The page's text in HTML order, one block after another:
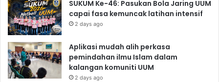
SUKUM Ke-46: Pasukan Bola Jaring UUM
capai fasa kemuncak latihan intensif
2 days ago
Aplikasi mudah alih perkasa
pemindahan ilmu Islam dalam
kalangan komuniti UUM
2 days ago